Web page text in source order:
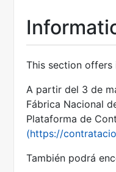
Show/Hide
Show/Hide
Show/Hide
This section offers
A partir del 3 de
Fábrica Nacional
Plataforma de
(https://
También podrá